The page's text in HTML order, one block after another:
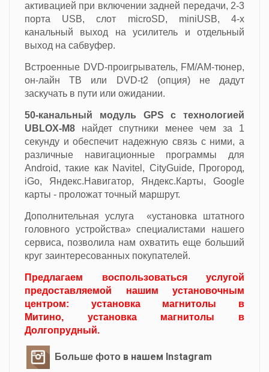
активацией при включении задней передачи, 2-3
порта USB, слот microSD, miniUSB, 4-х
канальный выход на усилитель и отдельный
выход на сабвуфер.
Встроенные DVD-проигрыватель, FM/AM-тюнер,
он-лайн ТВ или DVD-t2 (опция) не дадут
заскучать в пути или ожидании.
50-канальный модуль GPS с технологией
UBLOX-M8 найдет спутники менее чем за 1
секунду и обеспечит надежную связь с ними, а
различные навигационные программы для
Android, такие как Navitel, CityGuide, Прогород,
iGo, Яндекс.Навигатор, Яндекс.Карты, Google
карты - проложат точный маршрут.
Дополнительная услуга «установка штатного
головного устройства» специалистами нашего
сервиса, позволила нам охватить еще больший
круг заинтересованных покупателей.
Предлагаем воспользоваться услугой
предоставляемой нашим установочным
центром: установка магнитолы в
Митино, установка магнитолы в
Долгопрудный.
Больше фото в нашем Instagram